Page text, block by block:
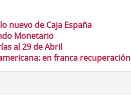
nuevo de Caja España
Monetario
al 29 de Abril
en franca recuperación